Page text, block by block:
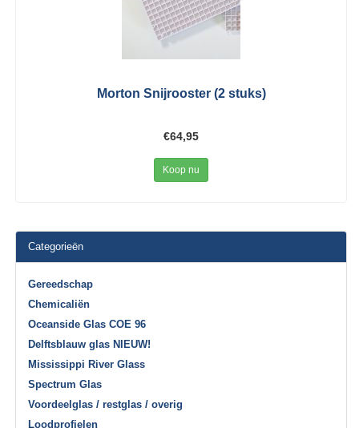
Morton Snijrooster (2 stuks)
€64,95
Koop nu
Categorieën
Gereedschap
Chemicaliën
Oceanside Glas COE 96
Delftsblauw glas NIEUW!
Mississippi River Glass
Spectrum Glas
Voordeelglas / restglas / overig
Loodprofielen